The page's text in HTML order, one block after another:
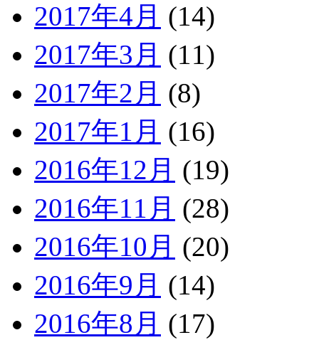
2017年4月 (14)
2017年3月 (11)
2017年2月 (8)
2017年1月 (16)
2016年12月 (19)
2016年11月 (28)
2016年10月 (20)
2016年9月 (14)
2016年8月 (17)